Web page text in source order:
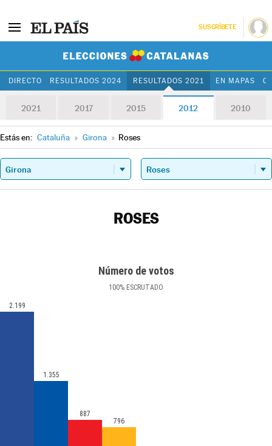
SUSCRÍBETE
DIRECTO RESULTADOS 2024 RESULTADOS 2021 EN MAPAS
2021 2017 2015 2012 2010
Estás en: Cataluña » Girona » Roses
ROSES
Número de votos
100% ESCRUTADO
2.199
1.355
887
796